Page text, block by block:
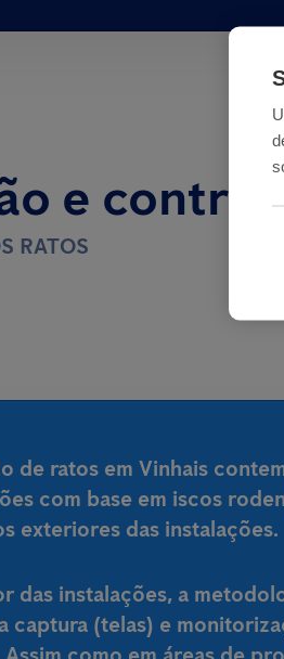
e
RATOS
de ratos em Vinhais
com base em iscos
exteriores das instalações.
das instalações, a
captura (telas) e